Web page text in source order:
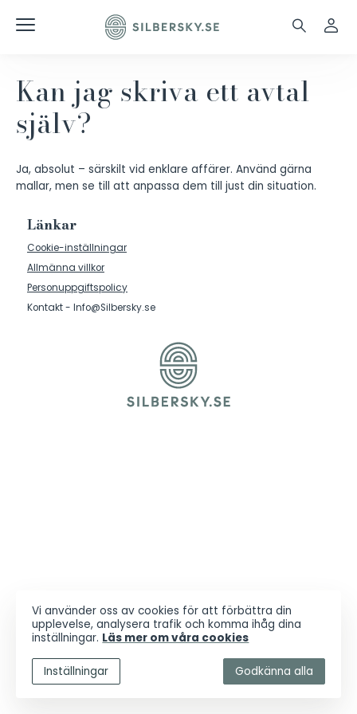
Kan jag skriva ett avtal
själv?
Ja, absolut – särskilt vid enklare affärer. Använd gärna
mallar, men se till att anpassa dem till just din situation.
Länkar
Cookie-inställningar
Allmänna villkor
Personuppgiftspolicy
Kontakt - Info@Silbersky.se
Vi använder oss av cookies för att förbättra din
upplevelse, analysera trafik och komma ihåg dina
inställningar. Läs mer om våra cookies
Inställningar Godkänna alla